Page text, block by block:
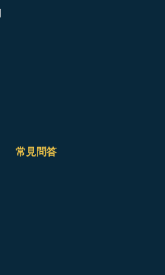
常見問答